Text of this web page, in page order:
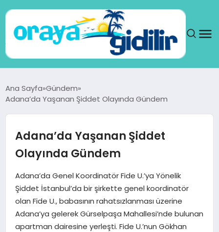
DÜNYA
SEYAHAT
TEKNOLOJI
YAŞAM
Ana Sayfa Gündem
Adana’da Yaşanan Şiddet Olayında Gündem
Adana’da Yaşanan Şiddet
Olayında Gündem
Adana’da Genel Koordinatör Fide U.’ya Yönelik
Şiddet İstanbul’da bir şirkette genel koordinatör
olan Fide U., babasının rahatsızlanması üzerine
Adana’ya gelerek Gürselpaşa Mahallesi’nde bulunan
apartman dairesine yerleşti. Fide U.’nun Gökhan